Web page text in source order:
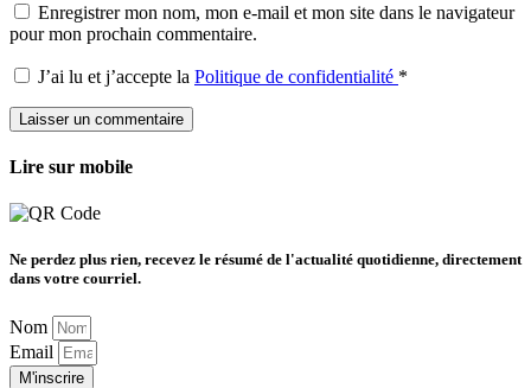
Enregistrer mon nom, mon e-mail et mon site dans le navigateur
pour mon prochain commentaire.
J’ai lu et j’accepte la Politique de confidentialité *
Lire sur mobile
Ne perdez plus rien, recevez le résumé de l'actualité quotidienne, directement
dans votre courriel.
Nom
Email
M'inscrire